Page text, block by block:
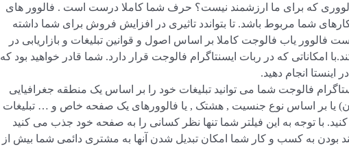
که برای ما ارزشمند نیست؟ حرف شما کاملا درست است . فالوور های
شما مربوط باشد. تا بتواندد تاثیری در افزایش فروش برای شما داشته
فالوور یاب فالوجت کاملا بر اساس اصول و قوانین تبلیغات و بازاریابی در
امکاناتی که در ربات ایسنتاگرام فالوجت قرار دارد. شما قادر خواهید بود که
اینستا انجام دهید.
فالوجت شما می توانید تبلیغات خود را بر اساس یک منطقه جغرافیایی
یا بر اساس نوع جنسیت , هشتک , یا فالوورهای یک صفحه خاص و … تبلیغات
کنید. با توجه به این فیلتر شما تنها نظر کسانی را به صفحه خود جذب می کنید
بودن به کسب و کار شما امکان تبدیل شدن آنها به مشتری دائمی شما بیش از